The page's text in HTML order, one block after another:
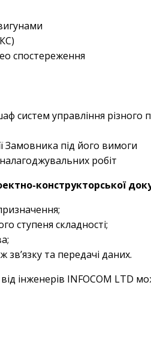
спостереження
систем управління різного
Замовника під його вимоги
робіт
конструкторської
ступеня складності;
та передачі даних.
інженерів INFOCOM LTD